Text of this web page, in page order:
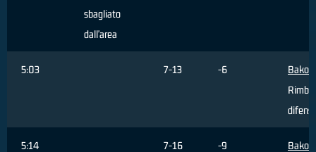
sbagliato
dall'area
5:03 7-13 -6
5:14 7-16 -9